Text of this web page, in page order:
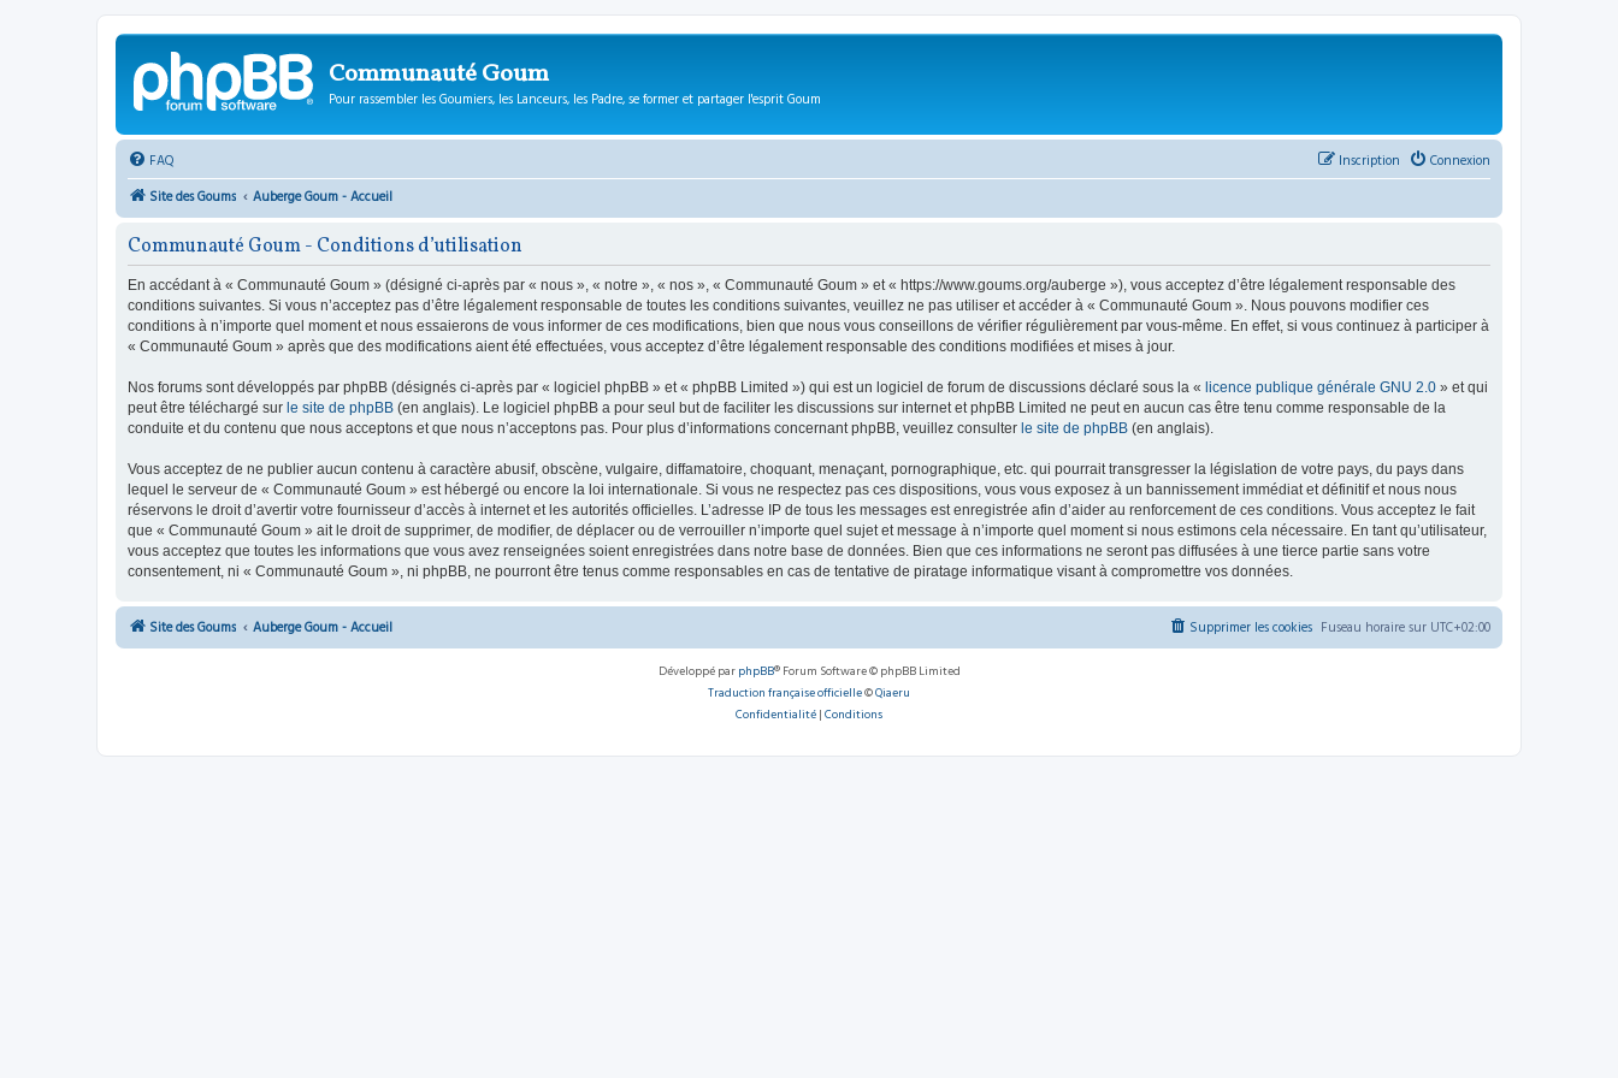
Communauté Goum
Pour rassembler les Goumiers, les Lanceurs, les Padre, se former et partager l'esprit Goum
FAQ Connexion
Inscription
Site des Goums
Auberge Goum - Accueil
Communauté Goum - Conditions d’utilisation
En accédant à « Communauté Goum » (désigné ci-après par « nous », « notre », « nos », « Communauté Goum » et « https://www.goums.org/auberge »), vous acceptez d’être légalement responsable des
conditions suivantes. Si vous n’acceptez pas d’être légalement responsable de toutes les conditions suivantes, veuillez ne pas utiliser et accéder à « Communauté Goum ». Nous pouvons modifier ces
conditions à n’importe quel moment et nous essaierons de vous informer de ces modifications, bien que nous vous conseillons de vérifier régulièrement par vous-même. En effet, si vous continuez à participer à
« Communauté Goum » après que des modifications aient été effectuées, vous acceptez d’être légalement responsable des conditions modifiées et mises à jour.
Nos forums sont développés par phpBB (désignés ci-après par « logiciel phpBB » et « phpBB Limited ») qui est un logiciel de forum de discussions déclaré sous la « licence publique générale GNU 2.0 » et qui
peut être téléchargé sur le site de phpBB (en anglais). Le logiciel phpBB a pour seul but de faciliter les discussions sur internet et phpBB Limited ne peut en aucun cas être tenu comme responsable de la
conduite et du contenu que nous acceptons et que nous n’acceptons pas. Pour plus d’informations concernant phpBB, veuillez consulter le site de phpBB (en anglais).
Vous acceptez de ne publier aucun contenu à caractère abusif, obscène, vulgaire, diffamatoire, choquant, menaçant, pornographique, etc. qui pourrait transgresser la législation de votre pays, du pays dans
lequel le serveur de « Communauté Goum » est hébergé ou encore la loi internationale. Si vous ne respectez pas ces dispositions, vous vous exposez à un bannissement immédiat et définitif et nous nous
réservons le droit d’avertir votre fournisseur d’accès à internet et les autorités officielles. L’adresse IP de tous les messages est enregistrée afin d’aider au renforcement de ces conditions. Vous acceptez le fait
que « Communauté Goum » ait le droit de supprimer, de modifier, de déplacer ou de verrouiller n’importe quel sujet et message à n’importe quel moment si nous estimons cela nécessaire. En tant qu’utilisateur,
vous acceptez que toutes les informations que vous avez renseignées soient enregistrées dans notre base de données. Bien que ces informations ne seront pas diffusées à une tierce partie sans votre
consentement, ni « Communauté Goum », ni phpBB, ne pourront être tenus comme responsables en cas de tentative de piratage informatique visant à compromettre vos données.
Site des Goums Auberge Goum - Accueil Fuseau horaire sur UTC+02:00
Supprimer les cookies
Développé par phpBB® Forum Software © phpBB Limited
Traduction française officielle©Qiaeru
Confidentialité | Conditions